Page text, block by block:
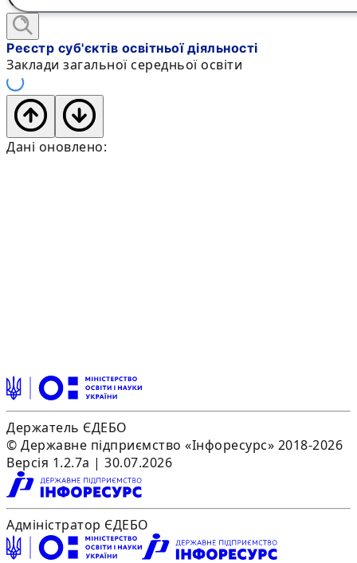
Реєстр суб'єктів освітньої діяльності
Заклади загальної середньої освіти
Дані оновлено:
Держатель ЄДЕБО
© Державне підприємство «Інфоресурс» 2018-2026
Версія 1.2.7a | 30.07.2026
Адміністратор ЄДЕБО